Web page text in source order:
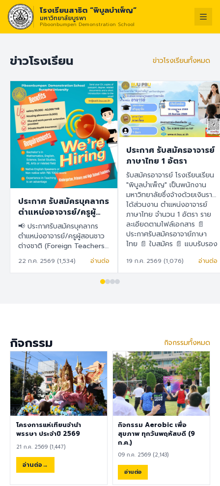
โรงเรียนสาธิต “พิบูลบำเพ็ญ”
มหาวิทยาลัยบูรพา
Piboonbumpen Demonstration School
ข่าวโรงเรียน ข่าวโรงเรียนทั้งหมด
ประกาศ รับสมัครบุคลากร
ตำแหน่งอาจารย์/ครูผู้
สอนชาวต่างชาติ
(Foreign Teachers)
📢 ประกาศรับสมัครบุคลากร
ตำแหน่งอาจารย์/ครูผู้สอนชาว
ต่างชาติ (Foreign Teachers)
โรงเรียนสาธิต "พิบูลบำเพ็ญ"
มหาวิทยาลัยบูรพา 🇹🇭 ภาษา
ไทย โรงเรียนสาธิต "พิบูล
เดือน 30,000 – 40,000
บาท เงินช่วยเหลือค่าที่พัก
6,500 บาท/เดือน สวัสดิการ
การต่ออายุ Visa และ Work
Permit ประกันสุขภาพเอกชน
คุณสมบัติประจำตำแหน่ง สำเร็จ
การศึกษาระดับปริญญาตรี ใน
สาขาวิชาคณิตศาสตร์ ภาษา
อังกฤษ วิทยาศาสตร์
สังคมศึกษา สุขศึกษา/
พลศึกษา ศิลปะ หรือสาขาอื่นที่
เป็นภาษาแม่ (Native English
Speaker) หรือหากไม่ใช่เจ้าของ
22 ก.ค. 2569 (1,534) อ่านต่อ
ประกาศ รับสมัครอาจารย์
ภาษาไทย 1 อัตรา
รับสมัครอาจารย์ โรงเรียนเรียน
"พิบูลบำเพ็ญ" เป็นพนักงาน
มหาวิทยาลัยซึ่งจ้างด้วยเงินราย
ได้ส่วนงาน ตำแหน่งอาจารย์
ภาษาไทย จำนวน 1 อัตรา ราย
ละเอียดตามไฟล์เอกสาร 📄
ประกาศรับสมัครอาจาย์ภาษา
ไทย 📄 ใบสมัคร 📄 แบบรับรอง
19 ก.ค. 2569 (1,076) อ่านต่อ
กิจกรรม กิจกรรมทั้งหมด
โครงการแห่เทียนจำนำ
พรรษา ประจำปี 2569
21 ก.ค. 2569 (1,447)
อ่านต่อ
กิจกรรม Aerobic เพื่อ
สุขภาพ ทุกวันพฤหัสบดี (9
ก.ค.)
09 ก.ค. 2569 (2,143)
อ่านต่อ